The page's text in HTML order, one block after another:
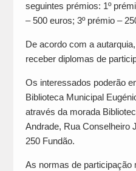
seguintes prémios: 1º
– 500 euros; 3º prémio –
De acordo com a
receber diplomas de
Os interessados poderão
Biblioteca Municipal
através da morada
Andrade, Rua Conselheiro
250 Fundão.
As normas de participação